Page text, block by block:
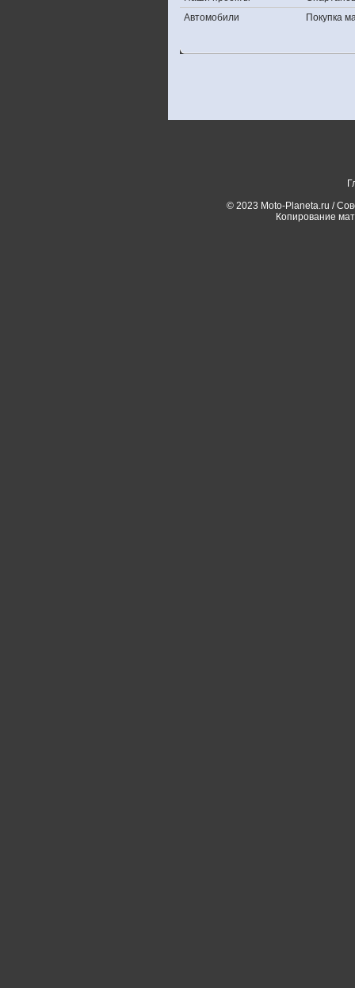
Автомобили
Покупка
© 2023 Moto-Planeta.ru /
Копирование